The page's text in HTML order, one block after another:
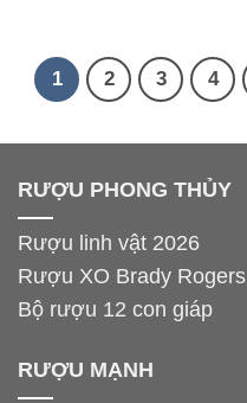
1 2 3 4
RƯỢU PHONG THỦY
Rượu linh vật 2026
Rượu XO Brady Rogers
Bộ rượu 12 con giáp
RƯỢU MẠNH